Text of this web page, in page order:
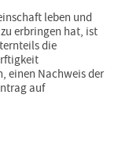
leben und
erbringen hat, ist
die
einen Nachweis der
auf